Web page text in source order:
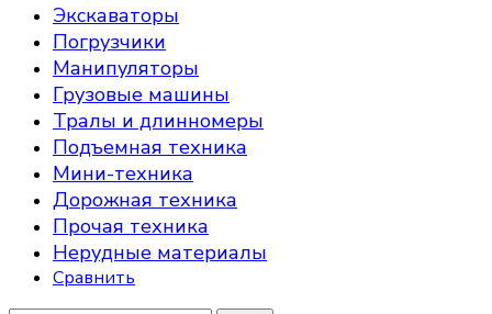
Экскаваторы
Погрузчики
Манипуляторы
Грузовые машины
Тралы и длинномеры
Подъемная техника
Мини-техника
Дорожная техника
Прочая техника
Нерудные материалы
Сравнить